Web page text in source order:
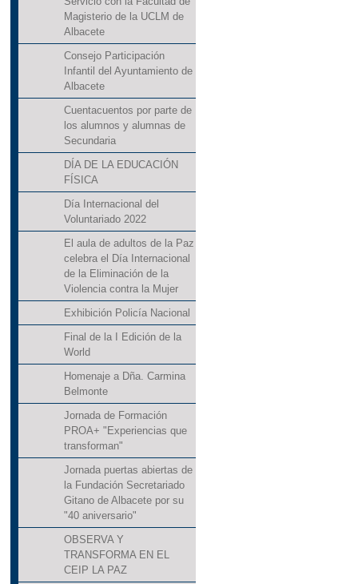
Magisterio de la UCLM de
Albacete
Consejo Participación
Infantil del Ayuntamiento de
Albacete
Cuentacuentos por parte de
los alumnos y alumnas de
Secundaria
DÍA DE LA EDUCACIÓN
FÍSICA
Día Internacional del
Voluntariado 2022
El aula de adultos de la Paz
celebra el Día Internacional
de la Eliminación de la
Violencia contra la Mujer
Exhibición Policía Nacional
Final de la I Edición de la
World
Homenaje a Dña. Carmina
Belmonte
Jornada de Formación
PROA+ "Experiencias que
transforman"
Jornada puertas abiertas de
la Fundación Secretariado
Gitano de Albacete por su
"40 aniversario"
OBSERVA Y
TRANSFORMA EN EL
CEIP LA PAZ